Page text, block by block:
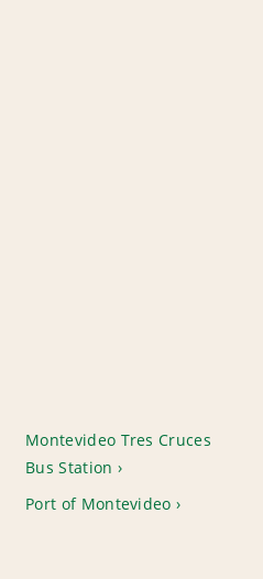
Montevideo Tres Cruces
Bus Station
Port of Montevideo